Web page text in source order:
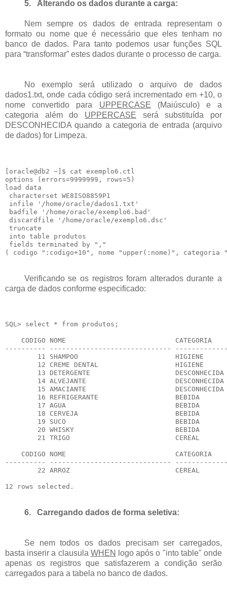
5. Alterando os dados durante a carga:
Nem sempre os dados de entrada representam o
formato ou nome que é necessário que eles tenham no
banco de dados. Para tanto podemos usar funções SQL
para “transformar” estes dados durante o processo de carga.
No exemplo será utilizado o arquivo de dados
dados1.txt, onde cada código será incrementado em +10, o
nome convertido para UPPERCASE (Maiúsculo) e a
categoria além do UPPERCASE será substituída por
DESCONHECIDA quando a categoria de entrada (arquivo
de dados) for Limpeza.
[oracle@db2 ~]$ cat exemplo6.ctl
options (errors=9999999, rows=5)
load data
characterset WE8ISO8859P1
infile '/home/oracle/dados1.txt'
badfile '/home/oracle/exemplo6.bad'
discardfile '/home/oracle/exemplo6.dsc'
truncate
into table produtos
fields terminated by ","
Verificando se os registros foram alterados durante a
carga de dados conforme especificado:
SQL> select * from produtos;
CODIGO NOME                           CATEGORIA
---------- ------------------------------
11 SHAMPOO                        HIGIENE
12 CREME DENTAL                   HIGIENE
13 DETERGENTE                     DESCONHECIDA
14 ALVEJANTE                      DESCONHECIDA
15 AMACIANTE                      DESCONHECIDA
16 REFRIGERANTE                   BEBIDA
17 AGUA                           BEBIDA
18 CERVEJA                        BEBIDA
19 SUCO                           BEBIDA
20 WHISKY                         BEBIDA
21 TRIGO                          CEREAL
CODIGO NOME                           CATEGORIA
---------- ------------------------------
22 ARROZ                          CEREAL
6. Carregando dados de forma seletiva:
Se nem todos os dados precisam ser carregados,
basta inserir a clausula WHEN
logo após o "into table" onde
apenas os registros que satisfazerem a condição serão
carregados para a tabela no banco de dados.